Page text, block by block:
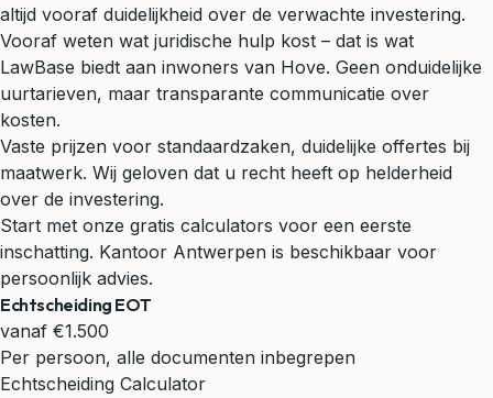
altijd vooraf duidelijkheid over de verwachte investering.
Vooraf weten wat juridische hulp kost – dat is wat
LawBase biedt aan inwoners van Hove. Geen onduidelijke
uurtarieven, maar transparante communicatie over
kosten.
Vaste prijzen voor standaardzaken, duidelijke offertes bij
maatwerk. Wij geloven dat u recht heeft op helderheid
over de investering.
Start met onze gratis calculators voor een eerste
inschatting. Kantoor Antwerpen is beschikbaar voor
persoonlijk advies.
Echtscheiding EOT
vanaf €1.500
Per persoon, alle documenten inbegrepen
Echtscheiding Calculator